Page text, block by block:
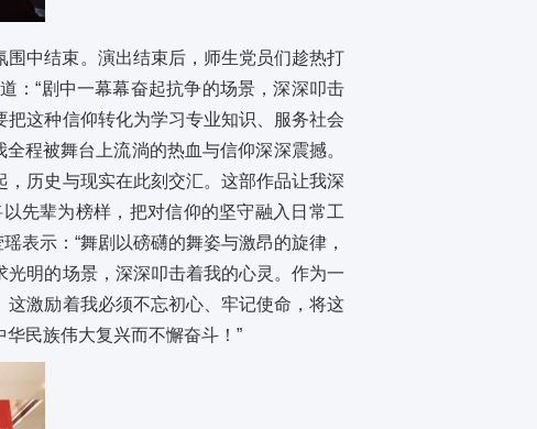
中结束。演出结束后，师生党员们趁热打
：“剧中一幕幕奋起抗争的场景，深深叩击
这种信仰转化为学习专业知识、服务社会
程被舞台上流淌的热血与信仰深深震撼。
历史与现实在此刻交汇。这部作品让我深
先辈为榜样，把对信仰的坚守融入日常工
表示：“舞剧以磅礴的舞姿与激昂的旋律，
明的场景，深深叩击着我的心灵。作为一
激励着我必须不忘初心、牢记使命，将这
民族伟大复兴而不懈奋斗！”